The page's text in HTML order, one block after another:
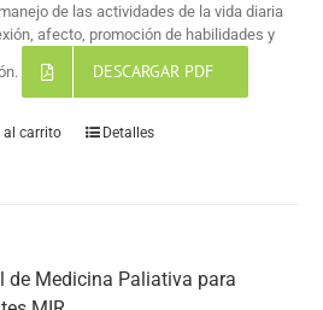
de las actividades de la vida diaria
afecto, promoción de habilidades y
DESCARGAR PDF
al carrito Detalles
de Medicina Paliativa para